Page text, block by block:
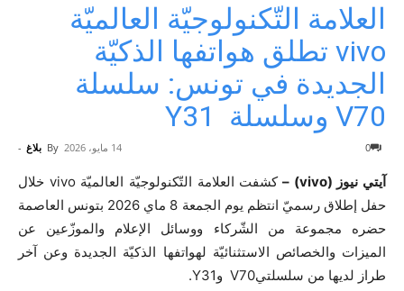
العلامة التّكنولوجيّة العالميّة
vivo تطلق هواتفها الذكيّة
الجديدة في تونس: سلسلة
V70 وسلسلة Y31
By بلاغ - 14 مايو، 2026 0
آيتي نيوز (vivo) –
كشفت العلامة التّكنولوجيّة العالميّة vivo خلال
حفل إطلاق رسميّ انتظم يوم الجمعة 8 ماي 2026 بتونس العاصمة
حضره مجموعة من الشّركاء ووسائل الإعلام والموزّعين عن
الميزات والخصائص الاستثنائيّة لهواتفها الذكيّة الجديدة وعن آخر
طراز لديها من سلسلتيV70 وY31.